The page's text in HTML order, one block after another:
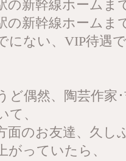
の新幹線ホームま
の新幹線ホームま
にない、VIP待遇
ど偶然、陶芸作家
て、
面のお友達、久し
がっていたら、